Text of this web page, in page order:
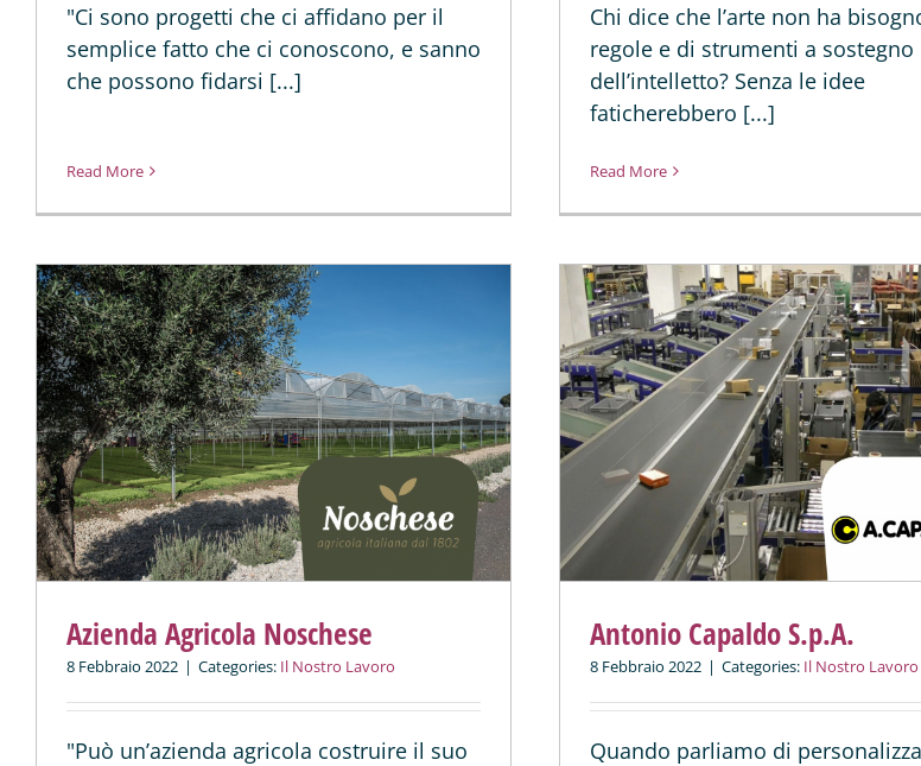
"Ci sono progetti che ci affidano per il
semplice fatto che ci conoscono, e sanno
che possono fidarsi [...]
Read More
Chi dice che l’arte non ha
regole e di strumenti a sostegno
dell’intelletto? Senza le idee
faticherebbero [...]
Read More
Azienda Agricola Noschese
8 Febbraio 2022 | Categories: Il Nostro Lavoro
"Può un’azienda agricola costruire il suo
Antonio Capaldo S.p.A.
8 Febbraio 2022 | Categories: Il Nostro Lavoro
Quando parliamo di